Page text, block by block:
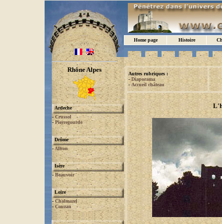
Home page Histoire
Rhône Alpes
Ardeche
- Crussol
-Pierregourde
Drôme
- Albon
Isère
-Beauvoir
Loire
- Chalmazel
- Couzan
Autres rubriques :
-Diaporama
-Accueil château